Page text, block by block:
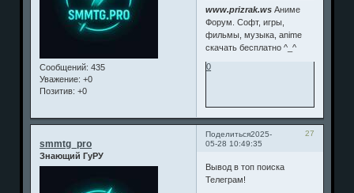
Сообщений: 435
Уважение: +0
Позитив: +0
www.prizrak.ws Аниме
Форум. Софт, игры,
фильмы, музыка, anime
скачать бесплатно ^_^
0
Поделиться 27
2025-
05-28 10:49:35
smmtg_pro
Знающий ГуРУ
Вывод в топ поиска
Телеграм!